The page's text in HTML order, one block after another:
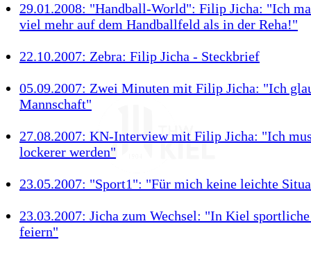
29.01.2008: "Handball-World": Filip Jicha: "Ich
viel mehr auf dem Handballfeld als in der Reha!"
22.10.2007: Zebra: Filip Jicha - Steckbrief
05.09.2007: Zwei Minuten mit Filip Jicha: "Ich
Mannschaft"
27.08.2007: KN-Interview mit Filip Jicha: "Ich
lockerer werden"
23.05.2007: "Sport1": "Für mich keine leichte
23.03.2007: Jicha zum Wechsel: "In Kiel
feiern"